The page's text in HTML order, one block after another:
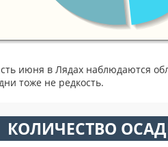
июня в Лядах наблюдаются
тоже не редкость.
КОЛИЧЕСТВО